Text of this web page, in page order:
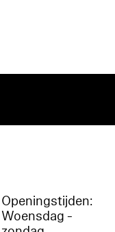
Openingstijden:
Woensdag -